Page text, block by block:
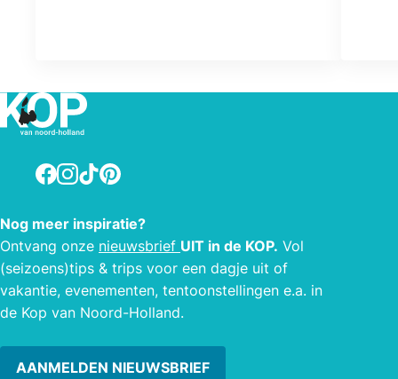
goed aanvoel wat de klant bedoelt,
aan de andere kant heb ik de"feeling"
met de artiesten. Creatief denken is
met een groot team doen we er alles
behalen.
Facebook
Instagram
TikTokPinterest
Nog meer inspiratie?
Ontvang onze nieuwsbrief UIT in de KOP. Vol
(seizoens)tips & trips voor een dagje uit of
vakantie, evenementen, tentoonstellingen e.a. in
de Kop van Noord-Holland.
AANMELDEN NIEUWSBRIEF